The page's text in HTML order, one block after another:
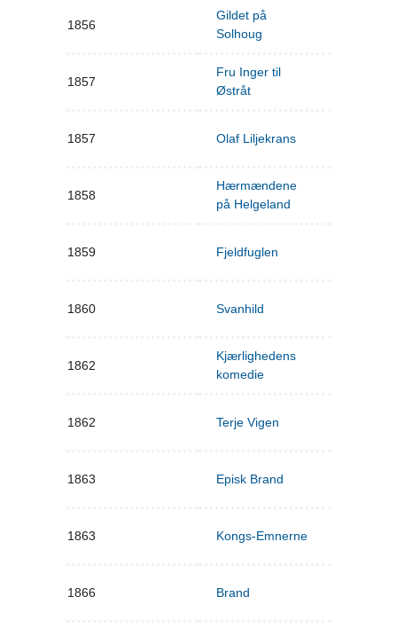
1856
Gildet på
Solhoug
1857
Fru Inger til
Østråt
1857 Olaf Liljekrans
1858
Hærmændene
på Helgeland
1859 Fjeldfuglen
1860 Svanhild
1862
Kjærlighedens
komedie
1862 Terje Vigen
1863 Episk Brand
1863 Kongs-Emnerne
1866 Brand